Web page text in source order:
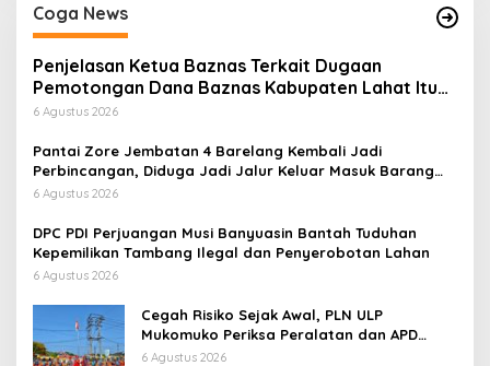
Coga News
Penjelasan Ketua Baznas Terkait Dugaan
Pemotongan Dana Baznas Kabupaten Lahat Itu
Tidak Benar
6 Agustus 2026
Pantai Zore Jembatan 4 Barelang Kembali Jadi
Perbincangan, Diduga Jadi Jalur Keluar Masuk Barang
Tanpa Dokumen Kepabeanan, Nama Berinisial WL
di Kawasan Pesisir
6 Agustus 2026
DPC PDI Perjuangan Musi Banyuasin Bantah Tuduhan
Kepemilikan Tambang Ilegal dan Penyerobotan Lahan
6 Agustus 2026
Cegah Risiko Sejak Awal, PLN ULP
Mukomuko Periksa Peralatan dan APD
Petugas secara Rutin
6 Agustus 2026